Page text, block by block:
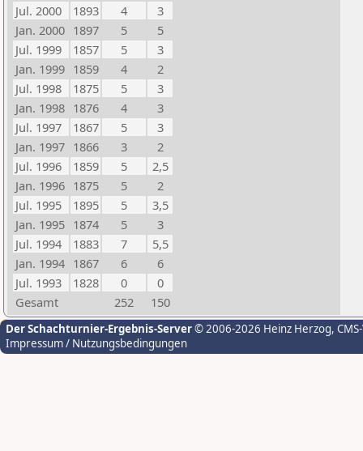
Jul. 2000
1893 4
3
Jan. 2000 1897 5
5
Jul. 1999
1857 5
3
Jan. 1999 1859 4
2
Jul. 1998
1875 5
3
Jan. 1998 1876 4
3
Jul. 1997
1867 5
3
Jan. 1997 1866 3
2
Jul. 1996
1859 5
2,5
Jan. 1996 1875 5
2
Jul. 1995
1895 5
3,5
Jan. 1995 1874 5
3
Jul. 1994
1883 7
5,5
Jan. 1994 1867 6
6
Jul. 1993
1828 0
0
Gesamt
252 150
Der Schachturnier-Ergebnis-Server© 2006-2026 Heinz Herzog,
Impressum / Nutzungsbedingungen